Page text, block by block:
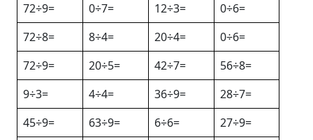
72÷9=
0÷7= 12÷3=
0÷6=
72÷8=
8÷4= 20÷4=
0÷6=
72÷9=
20÷5= 42÷7=
56÷8=
9÷3=
4÷4= 36÷9=
28÷7=
45÷9=
63÷9= 6÷6=
27÷9=